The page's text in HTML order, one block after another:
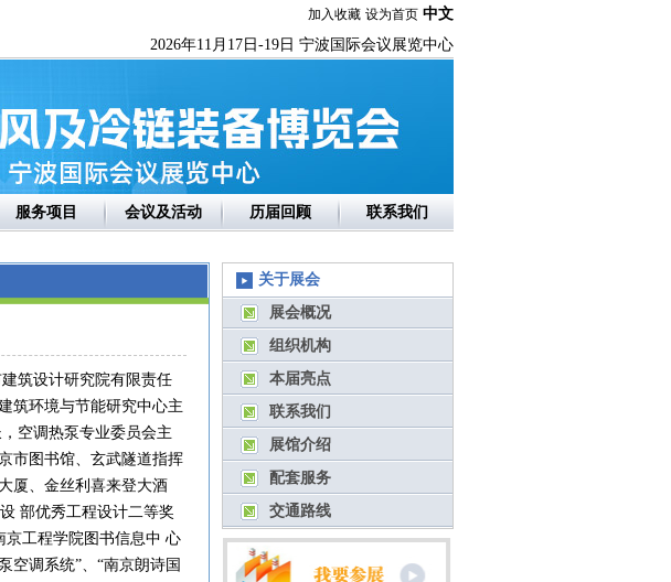
加入收藏 设为首页 中文
2026年11月17日-19日 宁波国际会议展览中心
服务项目 会议及活动 历届回顾 联系我们
关于展会
展会概况
组织机构
本届亮点
联系我们
展馆介绍
配套服务
交通路线
筑设计研究院有限责任
筑环境与节能研究中心主
空调热泵专业委员会主
市图书馆、玄武隧道指挥
厦、金丝利喜来登大酒
部优秀工程设计二等奖
京工程学院图书信息中 心
空调系统”、“南京朗诗国